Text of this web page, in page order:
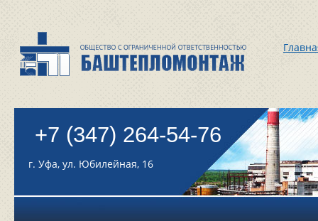
+7 (347) 264-54-76
г. Уфа, ул. Юбилейная, 16